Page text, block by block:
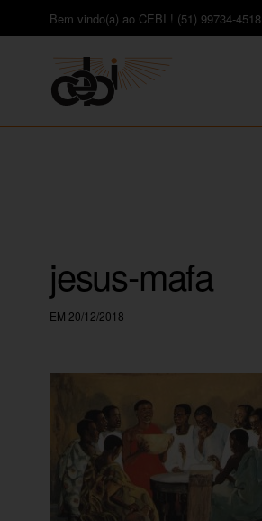
Bem vindo(a) ao CEBI ! (51) 99734-4518
jesus-mafa
EM 20/12/2018